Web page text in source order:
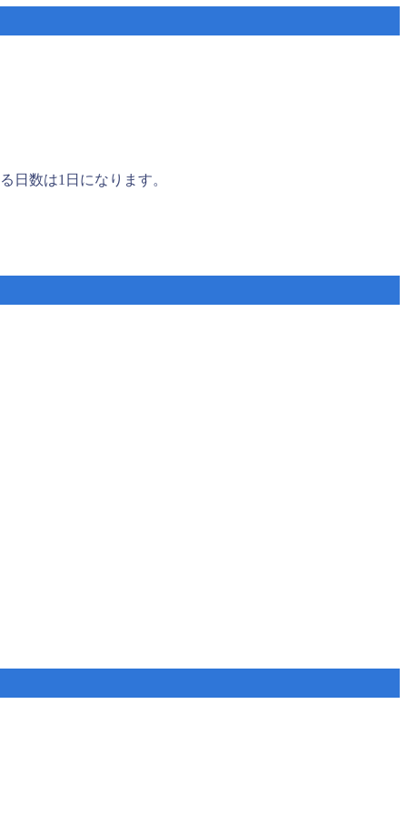
日数は1日になります。